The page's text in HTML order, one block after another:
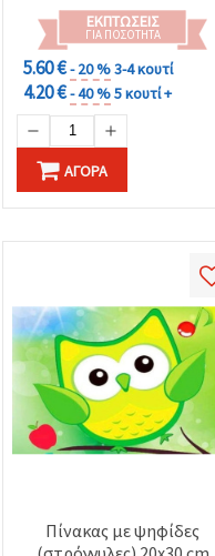
ΕΚΠΤΏΣΕΙΣ
ΓΙΑ ΠΟΣΌΤΗΤΑ
5.60 €- 20 %3-4 κουτί
4.20 €- 40 %5 κουτί +
ΑΓΟΡΆ
Πίνακας με ψηφίδες